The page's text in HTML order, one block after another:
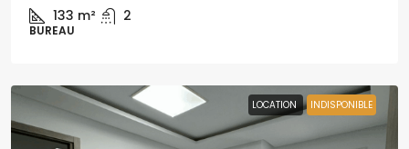
133 m² 2
BUREAU
LOCATION INDISPONIBLE